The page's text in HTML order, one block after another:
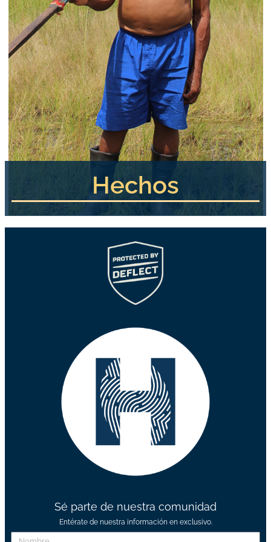
Hechos
Sé parte de nuestra comunidad
Entérate de nuestra información en exclusivo.